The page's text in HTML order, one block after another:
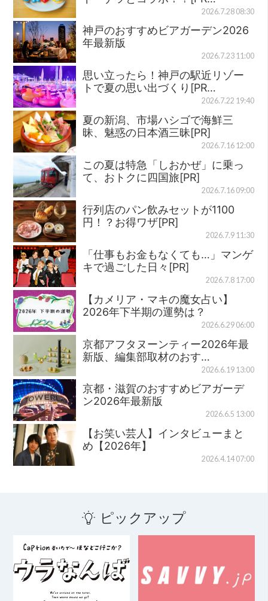
2026.7.28 08:30
神戸のおすすめビアガーデン2026
年最新版
2026.7.23 11:00
思い立ったら！神戸の駅近リゾー
トで夏の思い出づくり[PR…
2026.7.22 19:40
夏の新潟、市場ハシゴで海鮮三
昧、魅惑の日本酒三昧[PR]
2026.7.16 12:00
この夏は特急「しおかぜ」に乗っ
て、おトクに四国旅[PR]
2026.7.16 09:00
行列店のパン飲みセットが1100
円！？お得ワザ[PR]
2026.7.9 11:30
「仕事もお金もなくても…」マンゲ
キで過ごした日々[PR]
2026.7.8 17:00
【カメリア・マキの魔女占い】
2026年下半期の運勢は？
2026.6.29 06:00
京都アフタヌーンティー2026年最
新版、編集部取材のおす…
2026.6.19 13:00
京都・滋賀のおすすめビアガーデ
ン2026年最新版
2026.6.5 13:00
【お笑い芸人】インタビューまと
め【2026年】
2026.4.14 07:00
ピックアップ